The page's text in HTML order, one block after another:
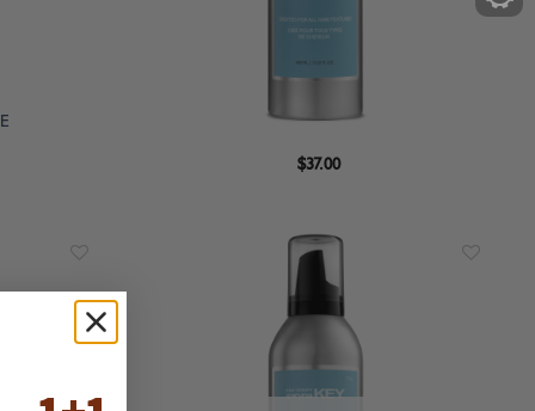
$37.00